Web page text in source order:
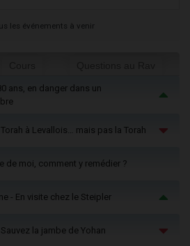
les événements à venir
ans, en danger dans un
à Levallois… mais pas la Torah
de moi, comment y remédier ?
- En visite chez le Steipler
Sauvez la jambe de Yohan